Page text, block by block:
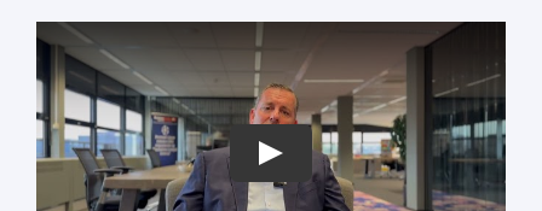
Play